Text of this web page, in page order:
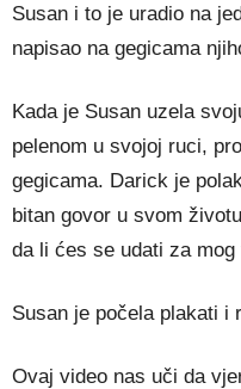
Susan i to je uradio na
napisao na gegicama
Kada je Susan uzela
pelenom u svojoj ruci,
gegicama. Darick je
bitan govor u svom
da li ćes se udati za mog
Susan je počela plakati i
Ovaj video nas uči da